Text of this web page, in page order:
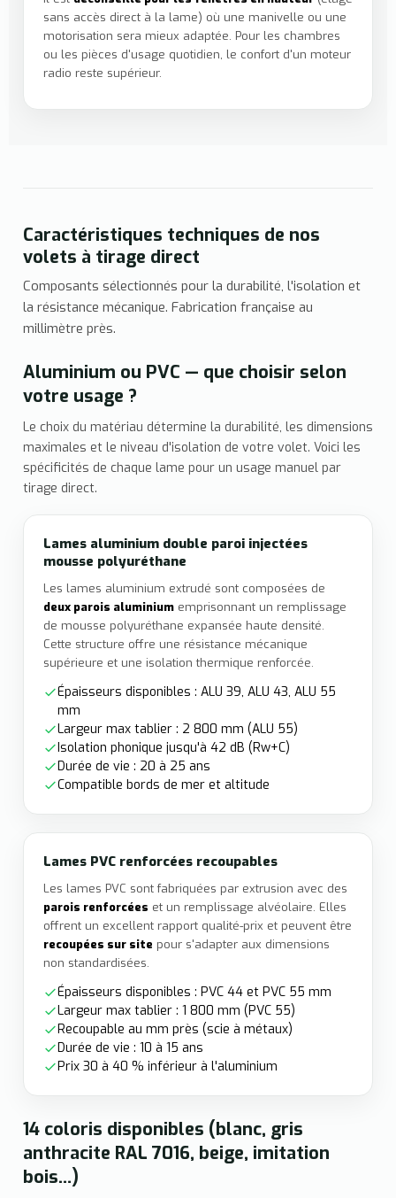
sans accès direct à la lame) où une manivelle ou une
motorisation sera mieux adaptée. Pour les chambres
ou les pièces d'usage quotidien, le confort d'un moteur
radio reste supérieur.
Caractéristiques techniques de nos
volets à tirage direct
Composants sélectionnés pour la durabilité, l'isolation et
la résistance mécanique. Fabrication française au
millimètre près.
Aluminium ou PVC — que choisir selon
votre usage ?
Le choix du matériau détermine la durabilité, les dimensions
maximales et le niveau d'isolation de votre volet. Voici les
spécificités de chaque lame pour un usage manuel par
tirage direct.
Lames aluminium double paroi injectées
mousse polyuréthane
Les lames aluminium extrudé sont composées de
deux parois aluminium emprisonnant un remplissage
de mousse polyuréthane expansée haute densité.
Cette structure offre une résistance mécanique
supérieure et une isolation thermique renforcée.
Épaisseurs disponibles : ALU 39, ALU 43, ALU 55
mm
Largeur max tablier : 2 800 mm (ALU 55)
Isolation phonique jusqu'à 42 dB (Rw+C)
Durée de vie : 20 à 25 ans
Compatible bords de mer et altitude
Lames PVC renforcées recoupables
Les lames PVC sont fabriquées par extrusion avec des
parois renforcées et un remplissage alvéolaire. Elles
offrent un excellent rapport qualité-prix et peuvent être
recoupées sur site pour s'adapter aux dimensions
non standardisées.
Épaisseurs disponibles : PVC 44 et PVC 55 mm
Largeur max tablier : 1 800 mm (PVC 55)
Recoupable au mm près (scie à métaux)
Durée de vie : 10 à 15 ans
Prix 30 à 40 % inférieur à l'aluminium
14 coloris disponibles (blanc, gris
anthracite RAL 7016, beige, imitation
bois…)